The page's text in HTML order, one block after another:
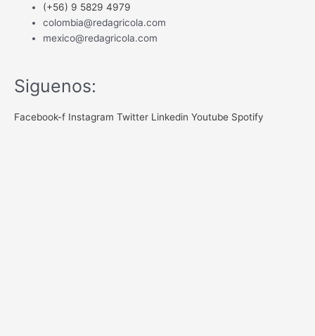
(+56) 9 5829 4979
colombia@redagricola.com
mexico@redagricola.com
Siguenos:
Facebook-f Instagram Twitter Linkedin Youtube Spotify